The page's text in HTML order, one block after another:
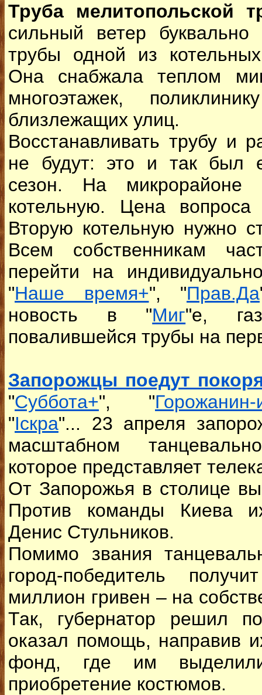
Труба мелитопольской
сильный ветер буквально
трубы одной из
Она снабжала теплом
многоэтажек,
близлежащих улиц.
Восстанавливать трубу и
не будут: это и так был
сезон. На микрорайоне
котельную. Цена
Вторую котельную нужно
Всем собственникам
перейти на
"Наше время+", "Прав.Да
новость в "Миг"е,
повалившейся трубы на
Запорожцы поедут
"Суббота+", "
"Іскра"... 23 апреля
масштабном
которое представляет
От Запорожья в столице
Против команды Киева
Денис Стульников.
Помимо звания
город-победитель
миллион гривен – на
Так, губернатор решил
оказал помощь, направив
фонд, где им
приобретение костюмов.